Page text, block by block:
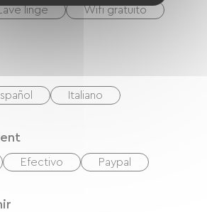
Lave linge
Wifi gratuito
Italiano
Efectivo Paypal